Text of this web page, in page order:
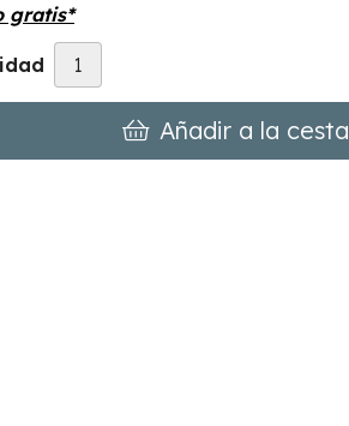
gratis*
Añadir a la cesta